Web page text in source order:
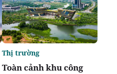
Toàn cảnh khu công
Thị trường